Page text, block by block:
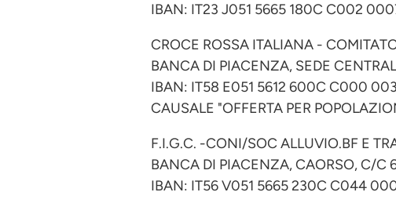
IBAN: IT23 J051 5665 180C C002
CROCE ROSSA ITALIANA -
BANCA DI PIACENZA, SEDE
IBAN: IT58 E051 5612 600C C000
CAUSALE "OFFERTA PER
F.I.G.C. -CONI/SOC ALLUVIO.BF E
BANCA DI PIACENZA, CAORSO, C/C
IBAN: IT56 V051 5665 230C C044